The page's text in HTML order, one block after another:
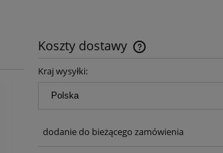
Koszty dostawy
Kraj wysyłki:
dodanie do bieżącego zamówienia